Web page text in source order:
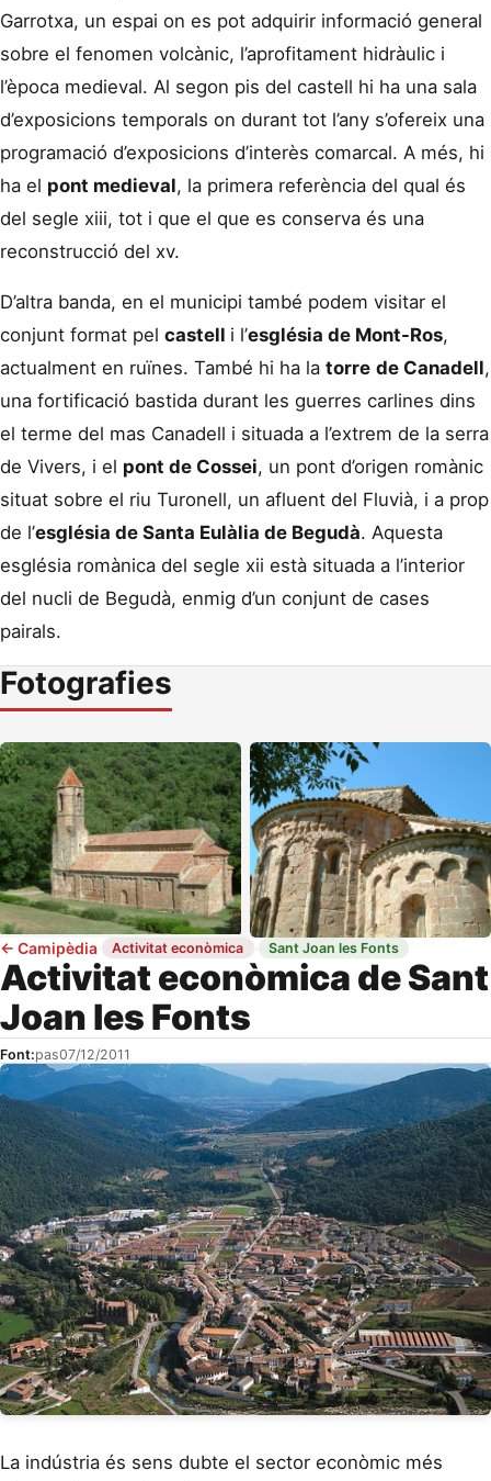
Garrotxa, un espai on es pot adquirir informació general
sobre el fenomen volcànic, l’aprofitament hidràulic i
l’època medieval. Al segon pis del castell hi ha una sala
d’exposicions temporals on durant tot l’any s’ofereix una
programació d’exposicions d’interès comarcal. A més, hi
ha el pont medieval, la primera referència del qual és
del segle xiii, tot i que el que es conserva és una
reconstrucció del xv.
D’altra banda, en el municipi també podem visitar el
conjunt format pel castell i l’església de Mont-Ros,
actualment en ruïnes. També hi ha la torre de Canadell,
una fortificació bastida durant les guerres carlines dins
el terme del mas Canadell i situada a l’extrem de la serra
de Vivers, i el pont de Cossei, un pont d’origen romànic
situat sobre el riu Turonell, un afluent del Fluvià, i a prop
de l’església de Santa Eulàlia de Begudà. Aquesta
església romànica del segle xii està situada a l’interior
del nucli de Begudà, enmig d’un conjunt de cases
pairals.
Fotografies
← Camipèdia· Activitat econòmica · Sant Joan les Fonts
Activitat econòmica de Sant
Joan les Fonts
Font:pas07/12/2011
La indústria és sens dubte el sector econòmic més